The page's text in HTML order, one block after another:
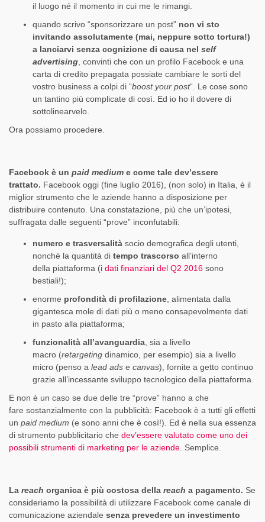
il luogo né il momento in cui me le rimangi.
quando scrivo “sponsorizzare un post” non vi sto
invitando assolutamente (mai, neppure sotto tortura!)
a lanciarvi senza cognizione di causa nel self
advertising, convinti che con un profilo Facebook e una
carta di credito prepagata possiate cambiare le sorti del
vostro business a colpi di “boost your post“. Le cose sono
un tantino più complicate di così. Ed io ho il dovere di
sottolinearvelo.
Ora possiamo procedere.
Facebook è un paid medium e come tale dev’essere
trattato. Facebook oggi (fine luglio 2016), (non solo) in Italia, è il
miglior strumento che le aziende hanno a disposizione per
distribuire contenuto. Una constatazione, più che un’ipotesi,
suffragata dalle seguenti “prove” inconfutabili:
numero e trasversalità socio demografica degli utenti,
nonché la quantità di tempo trascorso all’interno
della piattaforma (i dati finanziari del Q2 2016 sono
bestiali!);
enorme profondità di profilazione, alimentata dalla
gigantesca mole di dati più o meno consapevolmente dati
in pasto alla piattaforma;
funzionalità all’avanguardia, sia a livello
macro (retargeting dinamico, per esempio) sia a livello
micro (penso a lead ads e canvas), fornite a getto continuo
grazie all’incessante sviluppo tecnologico della piattaforma.
E non è un caso se due delle tre “prove” hanno a che
fare sostanzialmente con la pubblicità: Facebook è a tutti gli effetti
un paid medium (e sono anni che è così!). Ed è nella sua essenza
di strumento pubblicitario che dev’essere valutato come uno dei
possibili strumenti di marketing per le aziende. Semplice.
La reach organica è più costosa della reach a pagamento. Se
consideriamo la possibilità di utilizzare Facebook come canale di
comunicazione aziendale senza prevedere un investimento